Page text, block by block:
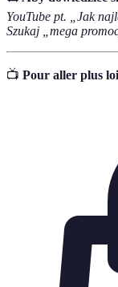
YouTube pt. „Jak
Szukaj „mega
📺 Pour aller plus